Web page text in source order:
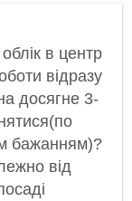
в центр
відразу
досягне 3-
бажанням)?
від